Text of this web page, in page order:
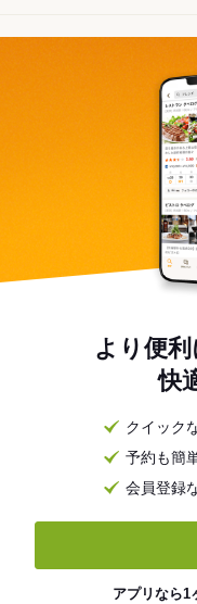
より便
快
クイック
予約も簡
会員登録
アプリなら1